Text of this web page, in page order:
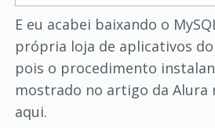
E eu acabei baixando o
própria loja de aplicativos
pois o procedimento
mostrado no artigo da Alura
aqui.